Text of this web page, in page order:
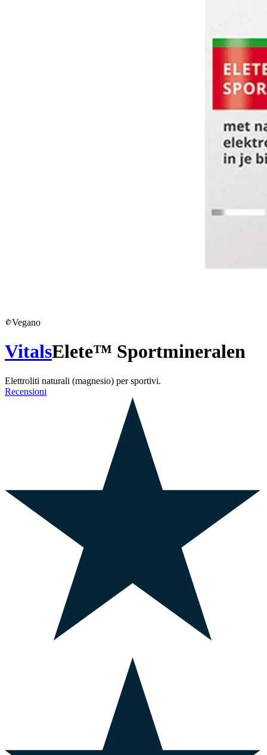
Vegano
VitalsElete™ Sportmineralen
Elettroliti naturali (magnesio) per sportivi.
Recensioni